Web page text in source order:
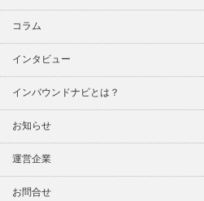
コラム
インタビュー
インバウンドナビとは？
お知らせ
運営企業
お問合せ